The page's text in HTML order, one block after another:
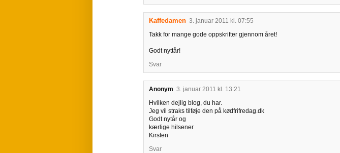
Kaffedamen 3. januar 2011 kl. 07:55
Takk for mange gode oppskrifter gjennom året!
Godt nyttår!
Svar
Anonym 3. januar 2011 kl. 13:21
Hvilken dejlig blog, du har.
Jeg vil straks tilføje den på kødfrifredag.dk
Godt nytår og
kærlige hilsener
Kirsten
Svar